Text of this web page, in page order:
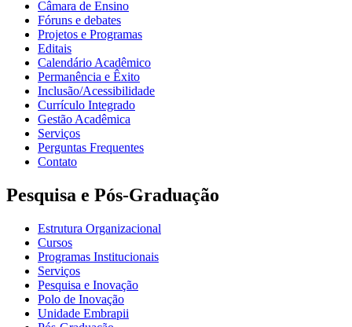
Câmara de Ensino
Fóruns e debates
Projetos e Programas
Editais
Calendário Acadêmico
Permanência e Êxito
Inclusão/Acessibilidade
Currículo Integrado
Gestão Acadêmica
Serviços
Perguntas Frequentes
Contato
Pesquisa e Pós-Graduação
Estrutura Organizacional
Cursos
Programas Institucionais
Serviços
Pesquisa e Inovação
Polo de Inovação
Unidade Embrapii